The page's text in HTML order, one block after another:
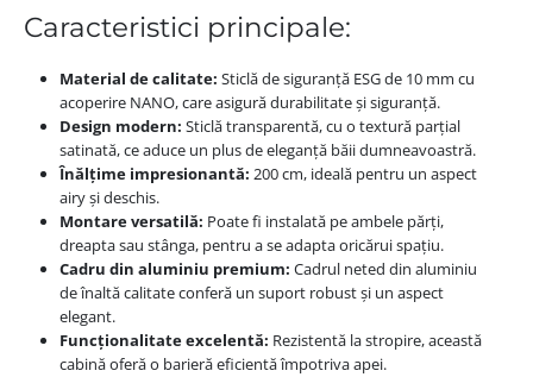
Caracteristici principale:
Material de calitate: Sticlă de siguranță ESG de 10 mm cu
acoperire NANO, care asigură durabilitate și siguranță.
Design modern: Sticlă transparentă, cu o textură parțial
satinată, ce aduce un plus de eleganță băii dumneavoastră.
Înălțime impresionantă: 200 cm, ideală pentru un aspect
airy și deschis.
Montare versatilă: Poate fi instalată pe ambele părți,
dreapta sau stânga, pentru a se adapta oricărui spațiu.
Cadru din aluminiu premium: Cadrul neted din aluminiu
de înaltă calitate conferă un suport robust și un aspect
elegant.
Funcționalitate excelentă: Rezistentă la stropire, această
cabină oferă o barieră eficientă împotriva apei.